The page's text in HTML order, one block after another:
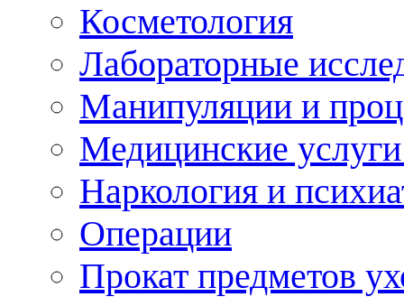
Косметология
Лабораторные
Манипуляции и
Медицинские
Наркология и
Операции
Прокат предметов